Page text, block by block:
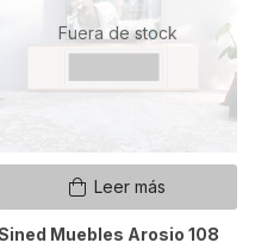
Fuera de stock
Leer más
Muebles Arosio 108